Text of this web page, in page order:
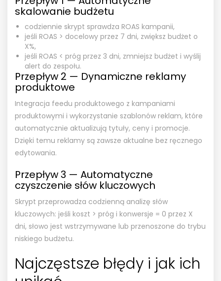
skalowanie budżetu
codziennie skrypt sprawdza ROAS kampanii,
jeśli ROAS > docelowy przez 7 dni, zwiększ budżet o
X%,
jeśli ROAS < próg przez 3 dni, zmniejsz budżet i wyślij
alert do zespołu.
Przepływ 2 — Dynamiczne reklamy
produktowe
Integracja feedu produktowego z kampaniami
produktowymi i wykorzystanie szablonów reklam, które
automatycznie aktualizują tytuły, ceny i promocje.
Dzięki temu reklamy są zawsze aktualne bez ręcznego
edytowania.
Przepływ 3 — Automatyczne
czyszczenie słów kluczowych
Skrypt przeprowadza codzienną analizę słów
kluczowych: jeśli koszt > próg i konwersje = 0 przez X
dni, słowo jest wstrzymywane lub przenoszone do trybu
niskiego budżetu.
Najczęstsze błędy i jak ich